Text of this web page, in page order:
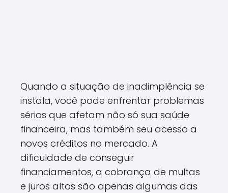
Quando a situação de inadimplência se
instala, você pode enfrentar problemas
sérios que afetam não só sua saúde
financeira, mas também seu acesso a
novos créditos no mercado. A
dificuldade de conseguir
financiamentos, a cobrança de multas
e juros altos são apenas algumas das